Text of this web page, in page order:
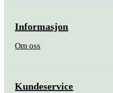
Informasjon
Om oss
Kundeservice